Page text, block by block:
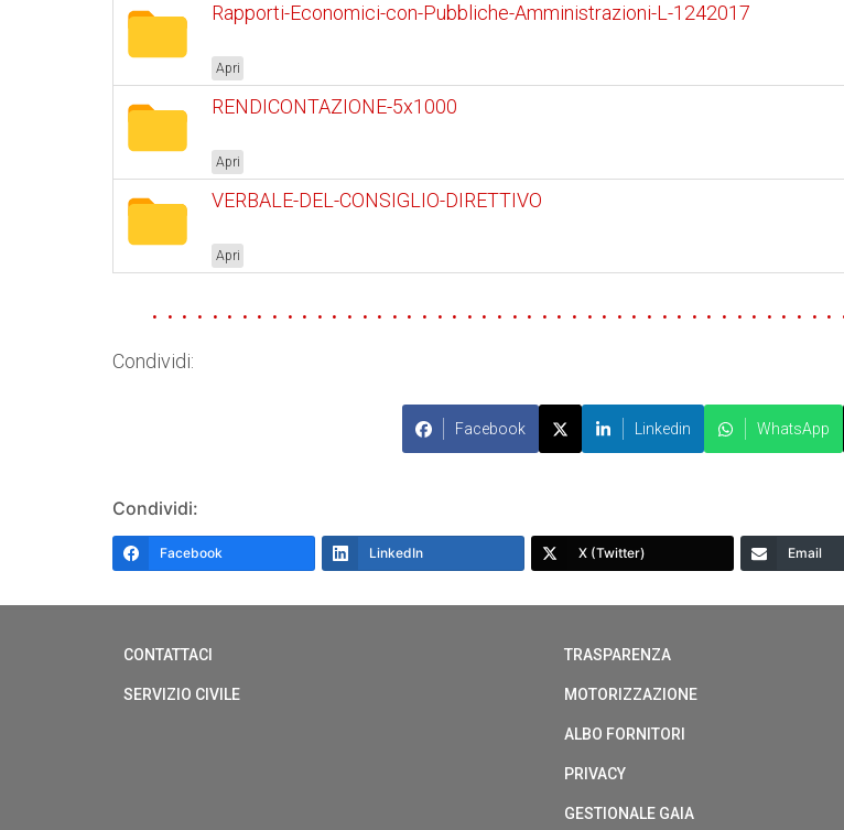
Rapporti-Economici-con-Pubbliche-Amministrazioni-L-1242017
Apri
RENDICONTAZIONE-5x1000
Apri
VERBALE-DEL-CONSIGLIO-DIRETTIVO
Apri
. . . . . . . . . . . . . . . . . . . . . . . . . . . . . . . . . . . . . . . . . . . . .
Condividi:
Facebook Linkedin WhatsApp
Condividi:
Facebook LinkedIn X (Twitter) Email
CONTATTACI
SERVIZIO CIVILE
TRASPARENZA
MOTORIZZAZIONE
ALBO FORNITORI
PRIVACY
GESTIONALE GAIA